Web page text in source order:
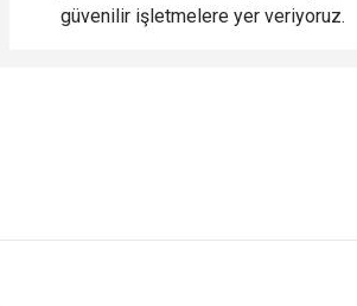
güvenilir işletmelere yer veriyoruz.